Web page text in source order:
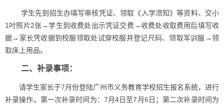
学生先到招生办填写审核凭证、领取《入学须知》等资料、交小
1吋照片2张→学生到收费处出示凭证交费→收费处收取费用后填写收
据→家长凭收据到校服领取处试穿校服并登记尺码、领取军训服→领
取床上用品。
二、补录事项：
请学生家长于7月份登陆广州市义务教育学校招生报名系统，进行
补录操作。第一次补录时间为：7月4日至7月6日；第二次补录时间为